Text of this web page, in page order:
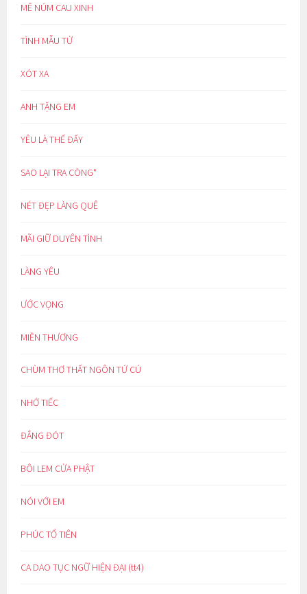
MÊ NÚM CAU XINH
TÌNH MẪU TỬ
XÓT XA
ANH TẶNG EM
YÊU LÀ THẾ ĐẤY
SAO LẠI TRA CÒNG*
NÉT ĐẸP LÀNG QUÊ
MÃI GIỮ DUYÊN TÌNH
LÀNG YÊU
ƯỚC VỌNG
MIỀN THƯƠNG
CHÙM THƠ THẤT NGÔN TỨ CÚ
NHỚ TIẾC
ĐẮNG ĐÓT
BÔI LEM CỬA PHẬT
NÓI VỚI EM
PHÚC TỔ TIÊN
CA DAO TỤC NGỮ HIỆN ĐẠI (tt4)